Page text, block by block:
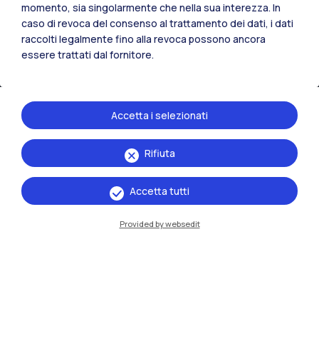
Sedi
Milano Bovisa
Cremona
Lecco
Mantova
momento, sia singolarmente che nella sua interezza. In
caso di revoca del consenso al trattamento dei dati, i dati
raccolti legalmente fino alla revoca possono ancora
essere trattati dal fornitore.
Rifiuta
Accetta i selezionati
Accetta tutti
Provided by websedit